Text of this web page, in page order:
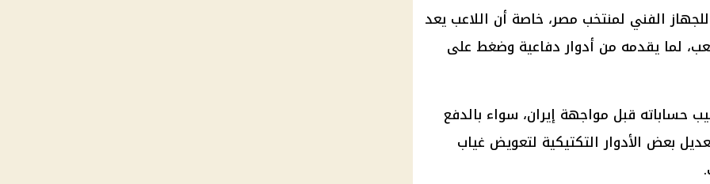
الفني لمنتخب مصر، خاصة أن اللاعب يعد
لما يقدمه من أدوار دفاعية وضغط على
حساباته قبل مواجهة إيران، سواء بالدفع
بعض الأدوار التكتيكية لتعويض غياب